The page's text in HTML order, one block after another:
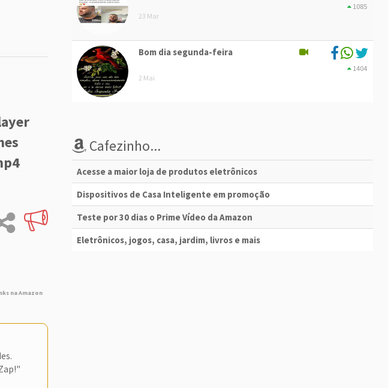
na Amazon
23 Mar
1085
Bom dia segunda-feira
2 Mai
1404
Cafezinho...
Acesse a maior loja de produtos eletrônicos
Dispositivos de Casa Inteligente em promoção
Teste por 30 dias o Prime Vídeo da Amazon
Eletrônicos, jogos, casa, jardim, livros e mais